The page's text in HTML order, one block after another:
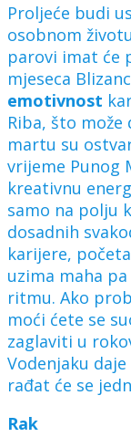
Proljeće budi
osobnom
parovi imat će
mjeseca
emotivnost
Riba, što može
martu su
vrijeme Punog
kreativnu
samo na polju
dosadnih
karijere,
uzima maha
ritmu. Ako
moći ćete se
zaglaviti u
Vodenjaku
rađat će se
Rak